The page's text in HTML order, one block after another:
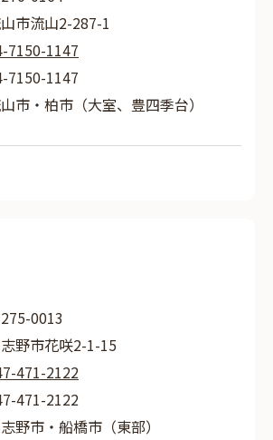
市流山2-287-1
7150-1147
7150-1147
市・柏市（大室、豊四季台）
0013
野市花咲2-1-15
471-2122
471-2122
野市・船橋市（東部）